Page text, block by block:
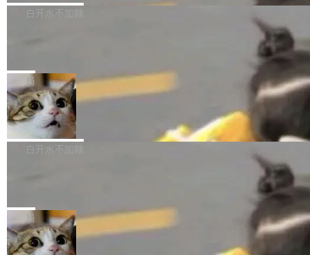
w 不要求标准普通话，方言识别覆盖粤语、吴语
容提供的字体时出现的几个问题 为避免音频加
质的最低采样率）的音频格式将被拒绝 修复了 C
SS 圆角虚线样式中可能存在的问题 如果表单中
的图像元素不在同一个子树中，则它们将不再关
联 加...
发布的 Release Notes，他利用 AI 工具（如 Co
最强的若干项。对于尚未正式发版的 PG 19，则
通过拉取过去一年内（从 PG 18 Beta1 时间点
至今）的所有 commit，同样交由 AI 分析提炼。
经过人工复核，准确度令人满意。这一方法也为
社区爱好者提供了高效跟踪新版本的思路。
白开水不加糖
维护工作一直与我的日常工作、家务、社交生活
和休闲娱乐竞争时间。" 这是 libexpat 维护者 S
ebastian Pipping 写在博客里的话。8 月 4 日，
他宣布了一个新消息：从 2026 年 8 月 1 日起，
他可以全职维护 libexpat 了，最长 6 个月。发
库之一。你的操作系统、浏览器、无数的基础设
施软件，很可能都在用它。而过去十年，维护它
的人一直在用业余...
局
Firefox 153.0.3 发布
Firefox 153.0.3 现已发布，具体更新内容如
下： New Smart Window 包含多项增强功能：
gi?id=2019042">Bug&nbsp;2019042</a>）</l
i> <li>现在，助手可以直接使用 Exa 的网络搜索
结果回答问题，而无需将问题转交给搜索引擎。
白开水不加糖
的 npm 包。项目的核心论点是：容器不适合 Ag
ent 计算。真正适合的，是 Isolate。 Cloudflare
工程师在这件事上没什么可谦虚的——他们用 W
局
OpenAI 公开邮件和聊天记录回应苹果